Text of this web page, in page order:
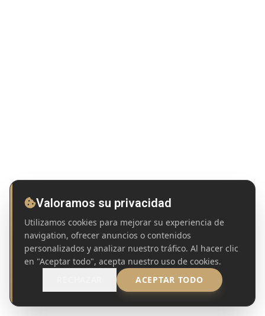
Valoramos su privacidad
Utilizamos cookies para mejorar su experiencia de
navigation, ofrecer anuncios o contenidos
personalizados y analizar nuestro tráfico. Al hacer clic
en "Aceptar todo", acepta nuestro uso de cookies.
ACEPTAR TODO